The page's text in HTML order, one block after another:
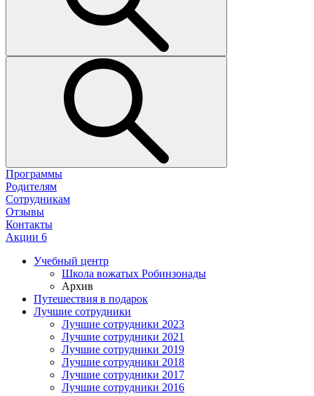
Программы
Родителям
Сотрудникам
Отзывы
Контакты
Акции 6
Учебный центр
Школа вожатых Робинзонады
Архив
Путешествия в подарок
Лучшие сотрудники
Лучшие сотрудники 2023
Лучшие сотрудники 2021
Лучшие сотрудники 2019
Лучшие сотрудники 2018
Лучшие сотрудники 2017
Лучшие сотрудники 2016